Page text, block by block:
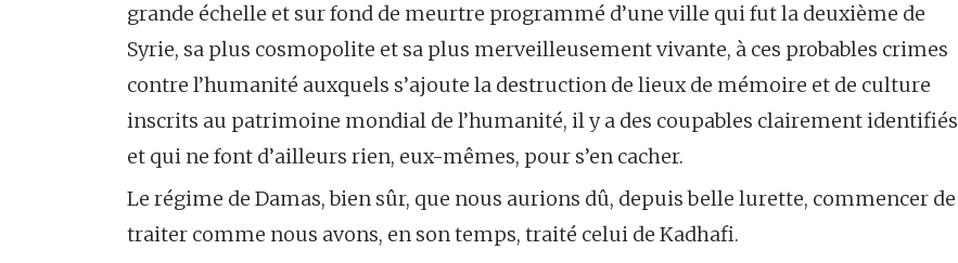
grande échelle et sur fond de meurtre programmé d’une ville qui fut la deuxième de
Syrie, sa plus cosmopolite et sa plus merveilleusement vivante, à ces probables crimes
contre l’humanité auxquels s’ajoute la destruction de lieux de mémoire et de culture
inscrits au patrimoine mondial de l’humanité, il y a des coupables clairement identifiés
et qui ne font d’ailleurs rien, eux-mêmes, pour s’en cacher.
Le régime de Damas, bien sûr, que nous aurions dû, depuis belle lurette, commencer de
traiter comme nous avons, en son temps, traité celui de Kadhafi.